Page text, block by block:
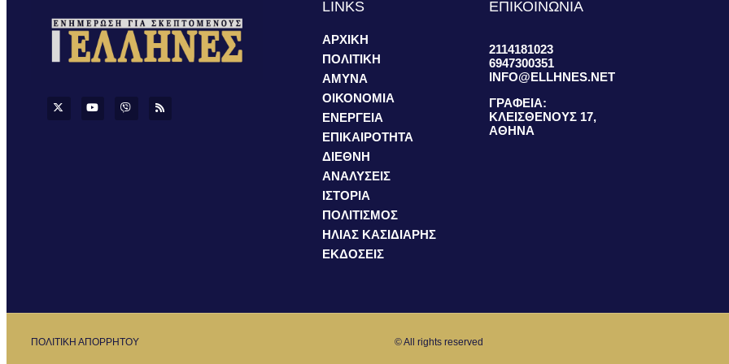
LINKS
ΑΡΧΙΚΗ
ΠΟΛΙΤΙΚΗ
ΑΜΥΝΑ
ΟΙΚΟΝΟΜΙΑ
ΕΝΕΡΓΕΙΑ
ΕΠΙΚΑΙΡΟΤΗΤΑ
ΔΙΕΘΝΗ
ΑΝΑΛΥΣΕΙΣ
ΙΣΤΟΡΙΑ
ΠΟΛΙΤΙΣΜΟΣ
ΗΛΙΑΣ ΚΑΣΙΔΙΑΡΗΣ
ΕΚΔΟΣΕΙΣ
ΕΠΙΚΟΙΝΩΝΙΑ
2114181023
6947300351
INFO@ELLHNES.NET
ΓΡΑΦΕΙΑ:
ΚΛΕΙΣΘΕΝΟΥΣ 17,
ΑΘΗΝΑ
ΠΟΛΙΤΙΚΗ ΑΠΟΡΡΗΤΟΥ © All rights reserved